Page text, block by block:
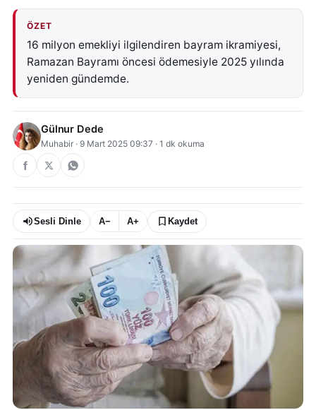
ÖZET
16 milyon emekliyi ilgilendiren bayram ikramiyesi,
Ramazan Bayramı öncesi ödemesiyle 2025 yılında
yeniden gündemde.
Gülnur Dede
Muhabir · 9 Mart 2025 09:37 · 1 dk okuma
Sesli Dinle A− A+ Kaydet